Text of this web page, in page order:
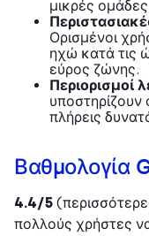
μικρές
Ορισμένοι
ηχώ κατά τις
εύρος ζώνης.
Περιορισμοί
πλήρεις
Βαθμολογία
4.4/5
πολλούς χρήστες